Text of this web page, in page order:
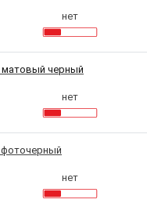
нет
матовый черный
нет
фоточерный
нет